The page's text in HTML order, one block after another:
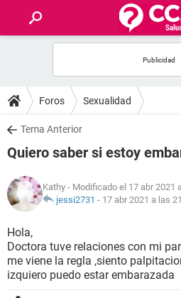
FOROS
SALUD
FAMILIA
NUTRICIÓN
BIENESTAR
SEXUALIDAD
Foros Sexualidad
Tema Anterior
Quiero saber si estoy
Kathy - Modificado el 17 abr 2021
jessi2731 - 17 abr 2021 a las
Hola,
Doctora tuve relaciones con mi
me viene la regla ,siento
izquiero puedo estar embarazada